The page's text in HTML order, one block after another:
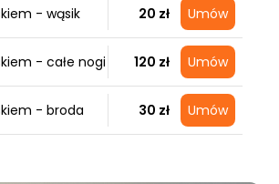
- wąsik 20 zł Umów
- całe nogi 120 zł Umów
- broda 30 zł Umów